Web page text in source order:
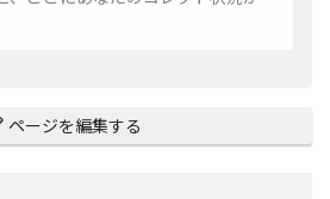
ページを編集する